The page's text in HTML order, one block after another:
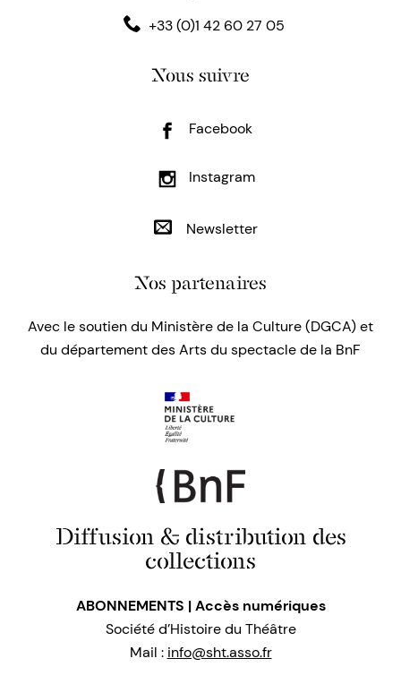
+33 (0)1 42 60 27 05
Nous suivre
Facebook
Instagram
Newsletter
Nos partenaires
Avec le soutien du Ministère de la Culture (DGCA) et
du département des Arts du spectacle de la BnF
Diffusion & distribution des
collections
ABONNEMENTS | Accès numériques
Société d’Histoire du Théâtre
Mail : info@sht.asso.fr